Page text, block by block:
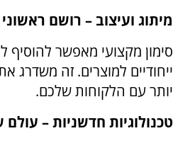
מיתוג ועיצוב – רושם ראשוני
סימון מקצועי מאפשר להוסיף
ייחודיים למוצרים. זה משדרג
יותר עם הלקוחות שלכם.
טכנולוגיות חדשניות –